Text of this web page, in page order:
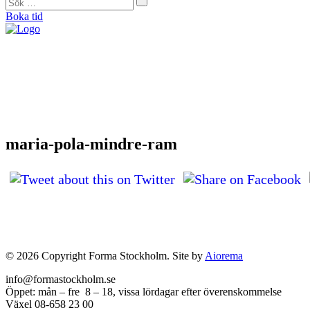
Boka tid
maria-pola-mindre-ram
© 2026 Copyright Forma Stockholm. Site by Aiorema
info@formastockholm.se
Öppet: mån – fre 8 – 18, vissa lördagar efter överenskommelse
Växel 08-658 23 00